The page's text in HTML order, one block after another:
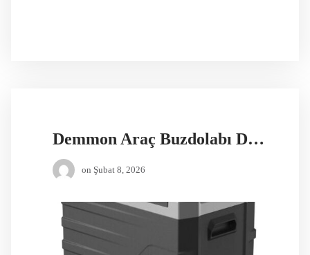
Demmon Araç Buzdolabı DMT50
on Şubat 8, 2026